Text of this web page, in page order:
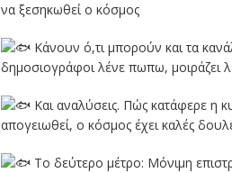
να ξεσηκωθεί ο κόσμος
Κάνουν ό,τι μπορούν και τα
δημοσιογράφοι λένε πωπω, μοιράζει
Και αναλύσεις. Πώς κατάφερε η
απογειωθεί, ο κόσμος έχει καλές
Το δεύτερο μέτρο: Μόνιμη